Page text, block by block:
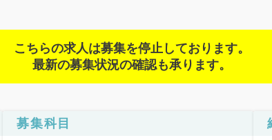
こちらの求人は募集を停止しております。
最新の募集状況の確認も承ります。
募集科目